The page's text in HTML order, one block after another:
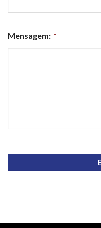
Mensagem: *